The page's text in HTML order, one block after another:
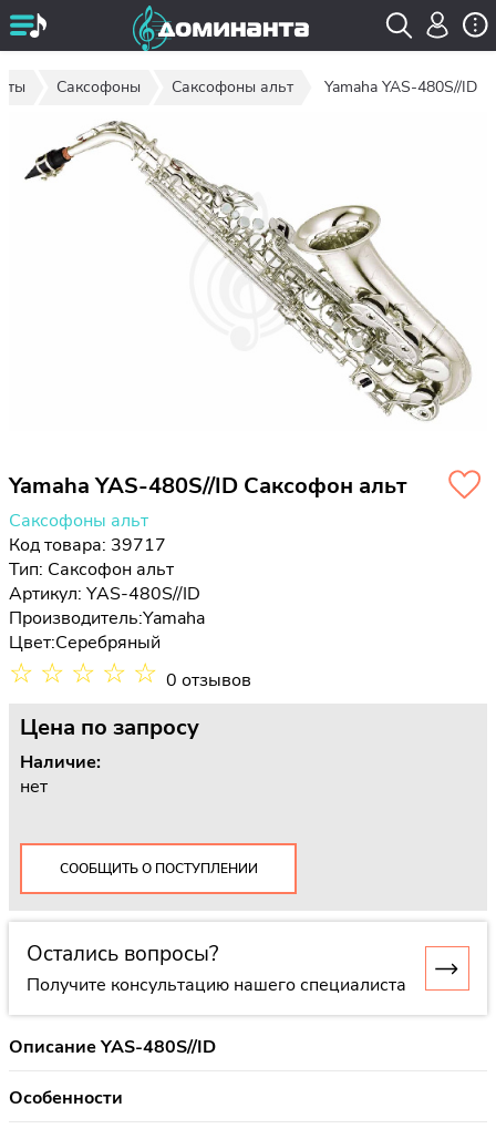
Саксофоны Саксофоны альт Yamaha YAS-480S//ID
Yamaha YAS-480S//ID Саксофон альт
Саксофоны альт
Код товара: 39717
Тип: Саксофон альт
Артикул: YAS-480S//ID
Производитель:Yamaha
Цвет:Серебряный
☆ ☆ ☆ ☆ ☆ 0 отзывов
Цена по запросу
Наличие:
нет
СООБЩИТЬ О ПОСТУПЛЕНИИ
Остались вопросы?
Получите консультацию нашего специалиста
Описание YAS-480S//ID
Особенности